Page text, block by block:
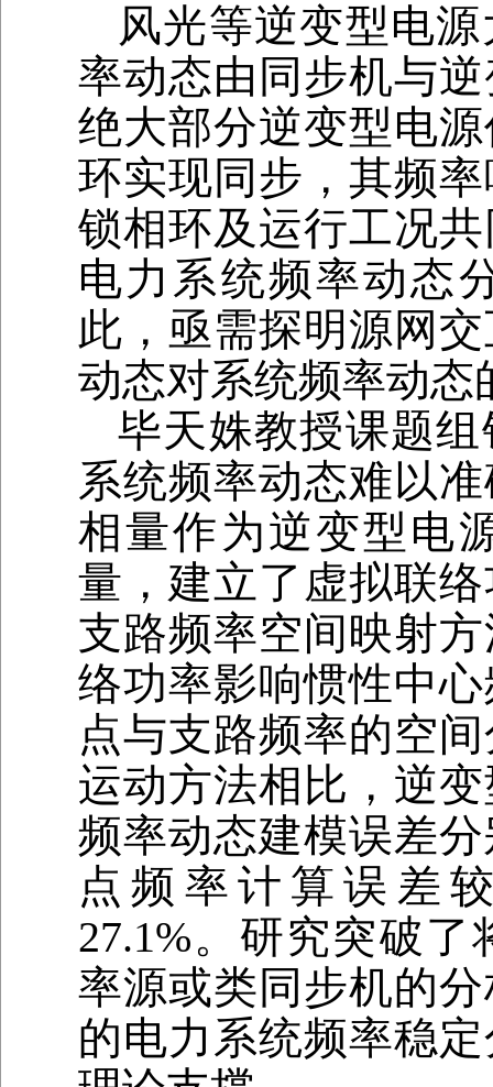
风光等逆变型电
率动态由同步机与
绝大部分逆变型电
环实现同步，其频
锁相环及运行工况
电力系统频率动态
此，亟需探明源网
动态对系统频率动态
毕天姝教授课题
系统频率动态难以
相量作为逆变型电
量，建立了虚拟联
支路频率空间映射
络功率影响惯性中
点与支路频率的空
运动方法相比，逆
频率动态建模误差分
点频率计算误差
27.1%。研究突破
率源或类同步机的
的电力系统频率稳